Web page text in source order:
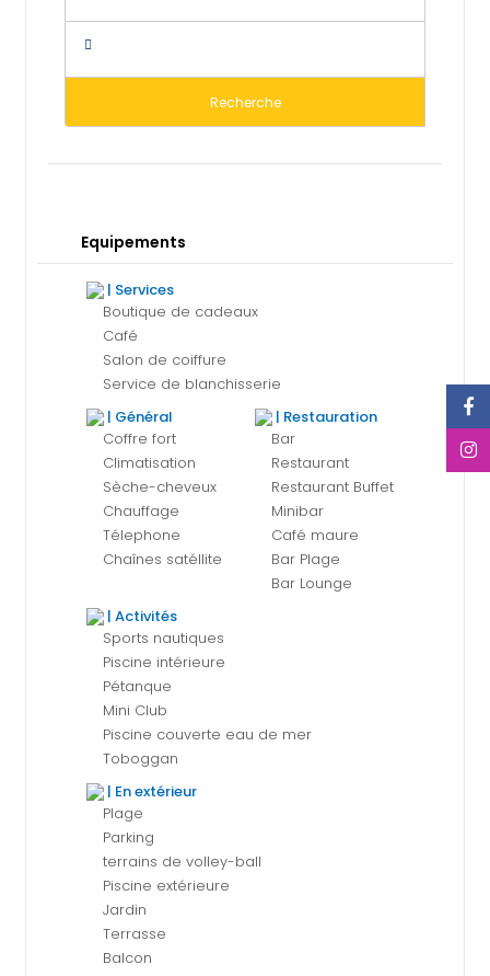
Equipements
| Services
Boutique de cadeaux
Café
Salon de coiffure
Service de blanchisserie
| Général
Coffre fort
Climatisation
Sèche-cheveux
Chauffage
Télephone
Chaînes satéllite
| Restauration
Bar
Restaurant
Restaurant Buffet
Minibar
Café maure
Bar Plage
Bar Lounge
| Activités
Sports nautiques
Piscine intérieure
Pétanque
Mini Club
Piscine couverte eau de mer
Toboggan
| En extérieur
Plage
Parking
terrains de volley-ball
Piscine extérieure
Jardin
Terrasse
Balcon
Recherche